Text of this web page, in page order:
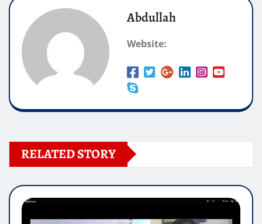
Abdullah
Website:
RELATED STORY